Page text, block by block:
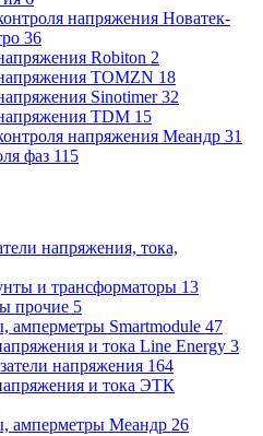
напряжения Новатек-
36
Robiton 2
TOMZN 18
Sinotimer 32
TDM 15
напряжения Меандр 31
фаз 115
напряжения, тока,
и трансформаторы 13
прочие 5
амперметры Smartmodule 47
и тока Line Energy 3
напряжения 164
и тока ЭТК
амперметры Меандр 26